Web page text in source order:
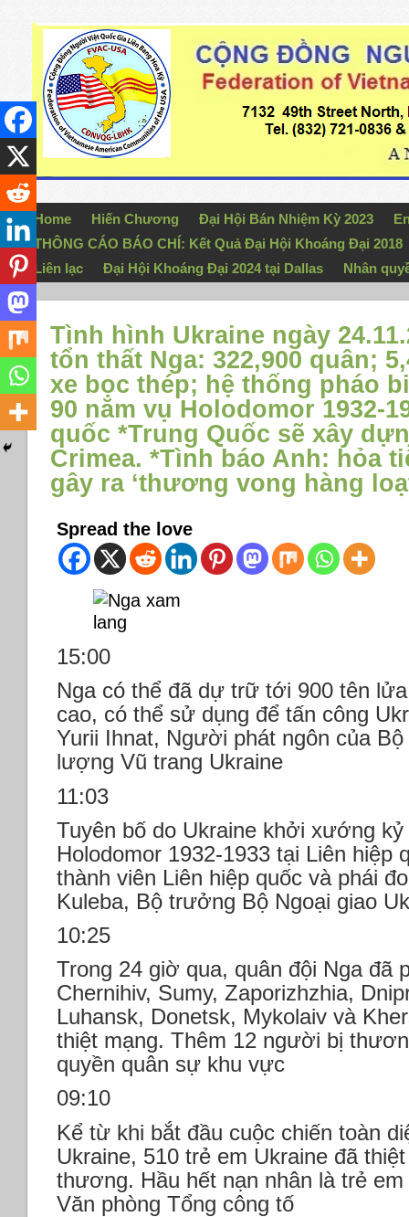
Home Hiến Chương Đại Hội Bán Nhiệm Kỳ 2023
THÔNG CÁO BÁO CHÍ: Kết Quả Đại Hội Khoáng Đại 2018
Liên lạc
Đại Hội Khoáng Đại 2024 tại Dallas Nhân
Tình hình Ukraine ngày
tổn thất Nga: 322,900 quân;
xe bọc thép; hệ thống pháo
90 năm vụ Holodomor 1932-
quốc *Trung Quốc sẽ xây
Crimea. *Tình báo Anh: hỏa
gây ra ‘thương vong hàng
Spread the love
15:00
Nga có thể đã dự trữ tới 900 tên
cao, có thể sử dụng để tấn công
Yurii Ihnat, Người phát ngôn của
lượng Vũ trang Ukraine
11:03
Tuyên bố do Ukraine khởi xướng
Holodomor 1932-1933 tại Liên hiệp
thành viên Liên hiệp quốc và phái
Kuleba, Bộ trưởng Bộ Ngoại giao
10:25
Trong 24 giờ qua, quân đội Nga đã
Chernihiv, Sumy, Zaporizhzhia,
Luhansk, Donetsk, Mykolaiv và
thiệt mạng. Thêm 12 người bị
quyền quân sự khu vực
09:10
Kể từ khi bắt đầu cuộc chiến toàn
Ukraine, 510 trẻ em Ukraine đã
thương. Hầu hết nạn nhân là trẻ
Văn phòng Tổng công tố